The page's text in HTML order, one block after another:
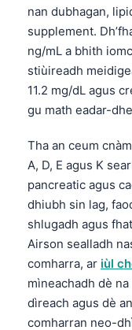
nan dubhagan,
supplement.
ng/mL a bhith
stiùireadh
11.2 mg/dL agus
gu math eadar-
Tha an ceum
A, D, E agus K
pancreatic agus
dhiubh sin lag,
shlugadh agus
Airson sealladh
comharra, ar iùl
mìneachadh dè
dìreach agus dè
comharran neo-